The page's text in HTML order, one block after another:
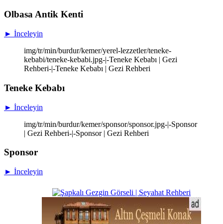
Olbasa Antik Kenti
► İnceleyin
img/tr/min/burdur/kemer/yerel-lezzetler/teneke-
kebabi/teneke-kebabi.jpg-|-Teneke Kebabı | Gezi
Rehberi-|-Teneke Kebabı | Gezi Rehberi
Teneke Kebabı
► İnceleyin
img/tr/min/burdur/kemer/sponsor/sponsor.jpg-|-Sponsor
| Gezi Rehberi-|-Sponsor | Gezi Rehberi
Sponsor
► İnceleyin